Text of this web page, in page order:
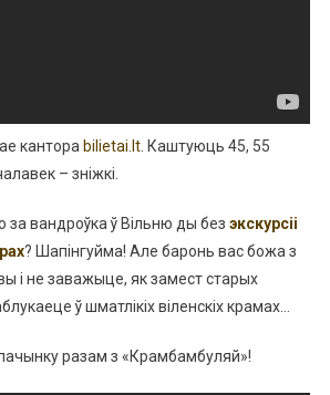
кантора bilietai.lt. Каштуюць 45, 55
– зніжкі.
за вандроўка ў Вільню ды без экскурсіі
? Шапінгуйма! Але баронь вас божа з
і не заважыце, як замест старых
ў шматлікіх віленскіх крамах…
разам з «Крамбамбуляй»!